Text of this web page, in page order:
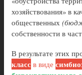
хозяйствования» в
общественных
собственности в
В результате этих
класс в виде